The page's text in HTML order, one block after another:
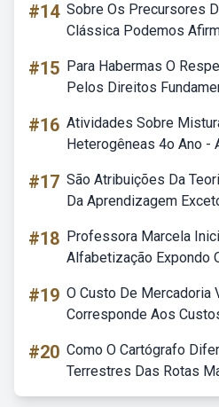
#14 Sobre Os Precursores
Clássica Podemos
#15 Para Habermas O
Pelos Direitos
#16 Atividades Sobre
Heterogêneas 4o Ano -
#17 São Atribuições Da
Da Aprendizagem
#18 Professora Marcela
Alfabetização Expondo
#19 O Custo De Mercadoria
Corresponde Aos
#20 Como O Cartógrafo
Terrestres Das Rotas